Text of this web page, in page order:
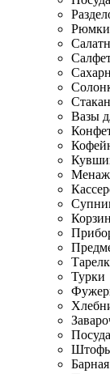
Рюмки
Вазы
Турки